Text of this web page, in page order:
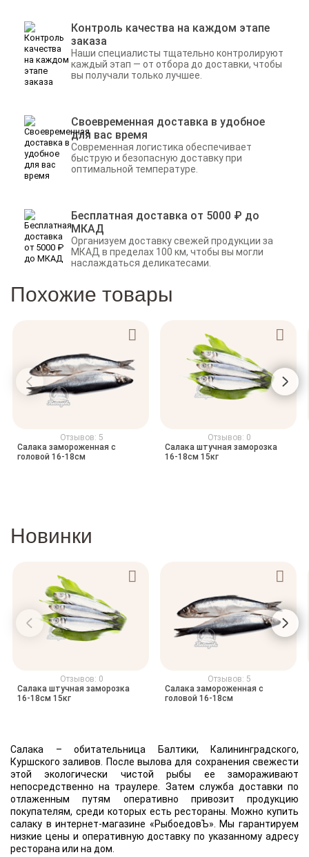
Контроль качества на каждом этапе
заказа
Наши специалисты тщательно контролируют
каждый этап — от отбора до доставки, чтобы
вы получали только лучшее.
Своевременная доставка в удобное
для вас время
Современная логистика обеспечивает
быструю и безопасную доставку при
оптимальной температуре.
Бесплатная доставка от 5000 ₽ до
МКАД
Организуем доставку свежей продукции за
МКАД в пределах 100 км, чтобы вы могли
наслаждаться деликатесами.
Похожие товары
Отзывов: 5
Салака замороженная с
головой 16-18см
Отзывов: 0
Салака штучная заморозка
16-18см 15кг
Новинки
Отзывов: 0
Салака штучная заморозка
16-18см 15кг
Отзывов: 5
Салака замороженная с
головой 16-18см
Салака – обитательница Балтики, Калининградского,
Куршского заливов. После вылова для сохранения свежести
этой экологически чистой рыбы ее замораживают
непосредственно на траулере. Затем служба доставки по
отлаженным путям оперативно привозит продукцию
покупателям, среди которых есть рестораны. Можно купить
салаку в интернет-магазине «РыбоедовЪ». Мы гарантируем
низкие цены и оперативную доставку по указанному адресу
ресторана или на дом.